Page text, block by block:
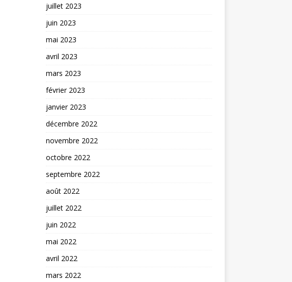
juillet 2023
juin 2023
mai 2023
avril 2023
mars 2023
février 2023
janvier 2023
décembre 2022
novembre 2022
octobre 2022
septembre 2022
août 2022
juillet 2022
juin 2022
mai 2022
avril 2022
mars 2022